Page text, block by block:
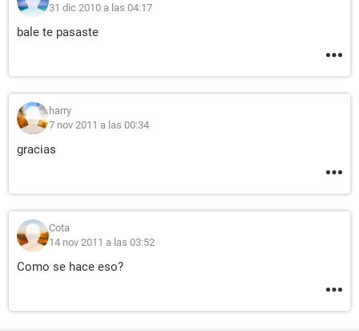
31 dic 2010 a las 04:17
bale te pasaste
harry
7 nov 2011 a las 00:34
gracias
Cota
14 nov 2011 a las 03:52
Como se hace eso?